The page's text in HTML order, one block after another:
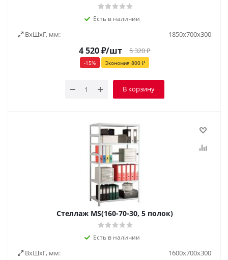
Есть в наличии
ВxШxГ, мм: 1850х700х300
4 520₽/шт 5 320₽
-15% Экономия 800 ₽
В корзину
Стеллаж MS(160-70-30, 5 полок)
Есть в наличии
ВxШxГ, мм: 1600х700х300